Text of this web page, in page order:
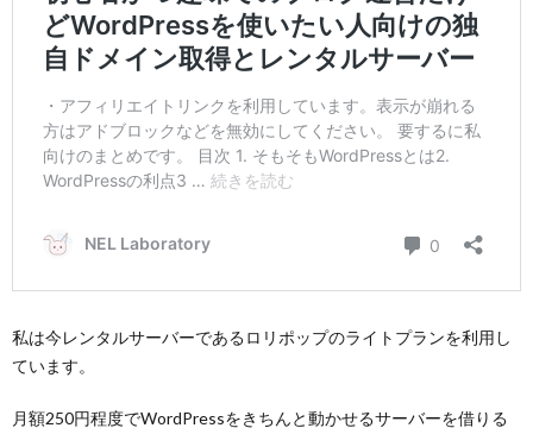
私は今レンタルサーバーであるロリポップのライトプランを利用し
ています。
月額250円程度でWordPressをきちんと動かせるサーバーを借りる